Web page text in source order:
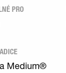
PRO
Medium®